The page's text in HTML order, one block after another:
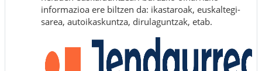
informazioa ere biltzen da: ikastaroak, euskaltegi-
sarea, autoikaskuntza, dirulaguntzak, etab.